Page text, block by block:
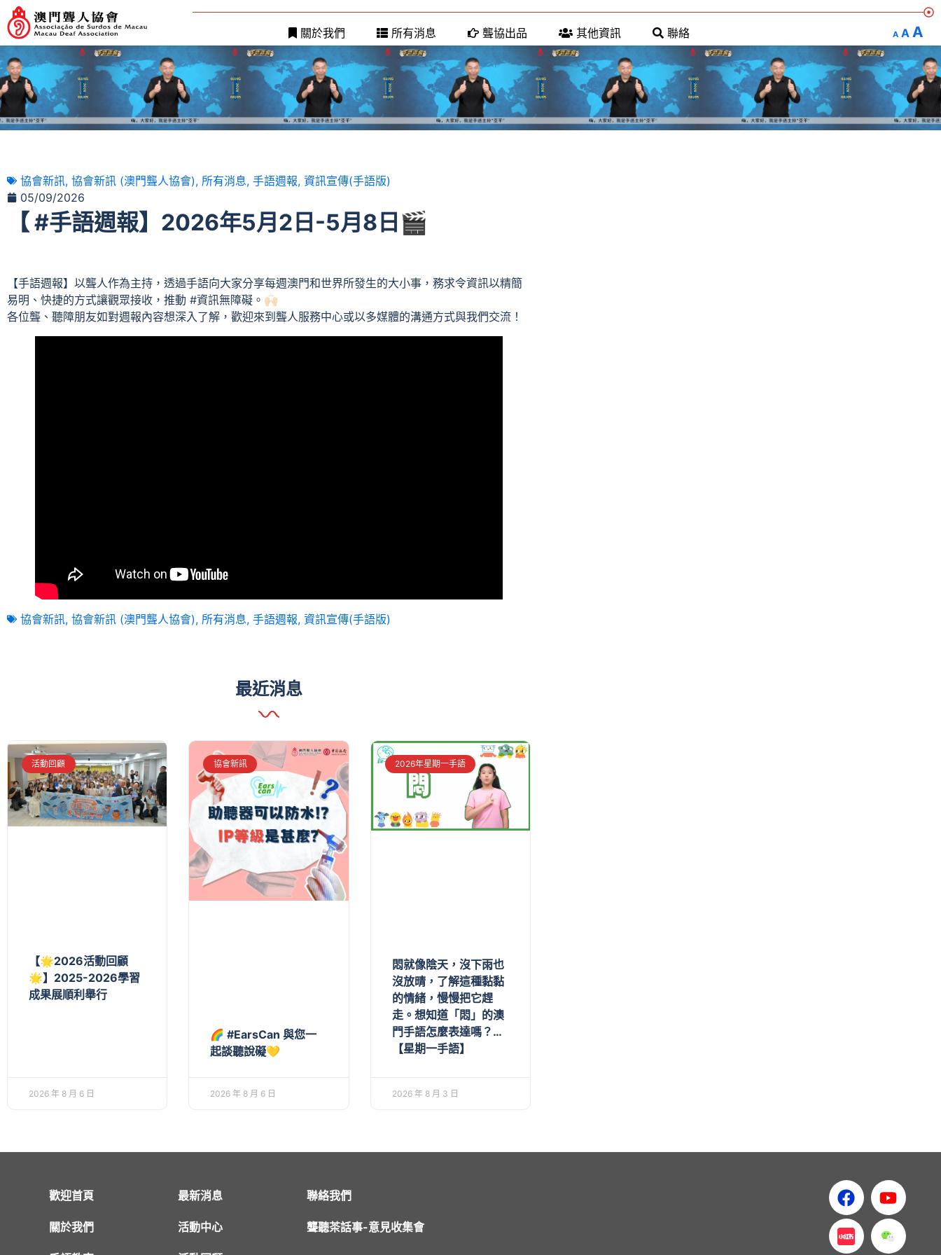
關於我們 所有消息 聾協出品 其他資訊 聯絡 A A A
協會新訊, 協會新訊 (澳門聾人協會), 所有消息, 手語週報, 資訊宣傳(手語版)
05/09/2026
【 #手語週報】2026年5月2日-5月8日🎬
【手語週報】以聾人作為主持，透過手語向大家分享每週澳門和世界所發生的大小事，務求令資訊以精簡
易明、快捷的方式讓觀眾接收，推動 #資訊無障礙。🙌🏻
各位聾、聽障朋友如對週報內容想深入了解，歡迎來到聾人服務中心或以多媒體的溝通方式與我們交流！
協會新訊, 協會新訊 (澳門聾人協會), 所有消息, 手語週報, 資訊宣傳(手語版)
最近消息
活動回顧
【🌟2026活動回顧
🌟】2025-2026學習
成果展順利舉行
2026 年 8 月 6 日
協會新訊
🌈 #EarsCan 與您一
起談聽說礙💛
2026 年 8 月 6 日
2026年星期一手語
悶就像陰天，沒下雨也
沒放晴，了解這種黏黏
的情緒，慢慢把它趕
走。想知道「悶」的澳
門手語怎麼表達嗎？…
【星期一手語】
2026 年 8 月 3 日
歡迎首頁
關於我們
最新消息
活動中心
聯絡我們
聾聽茶話事-意見收集會